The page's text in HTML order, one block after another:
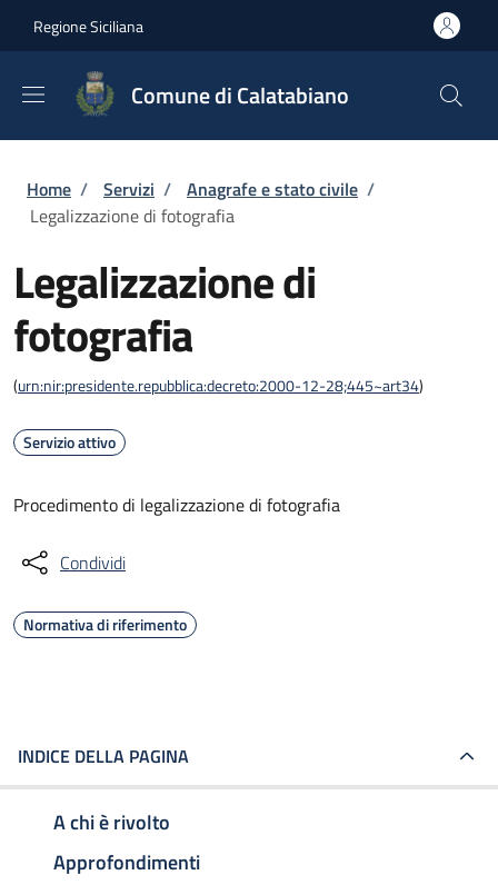
Regione Siciliana
Comune di Calatabiano
Briciole di pane
Home / Servizi / Anagrafe e stato civile /
Legalizzazione di fotografia
Legalizzazione di
fotografia
(urn:nir:presidente.repubblica:decreto:2000-12-28;445~art34)
Servizio attivo
Procedimento di legalizzazione di fotografia
Condividi
Normativa di riferimento
INDICE DELLA PAGINA
A chi è rivolto
Approfondimenti